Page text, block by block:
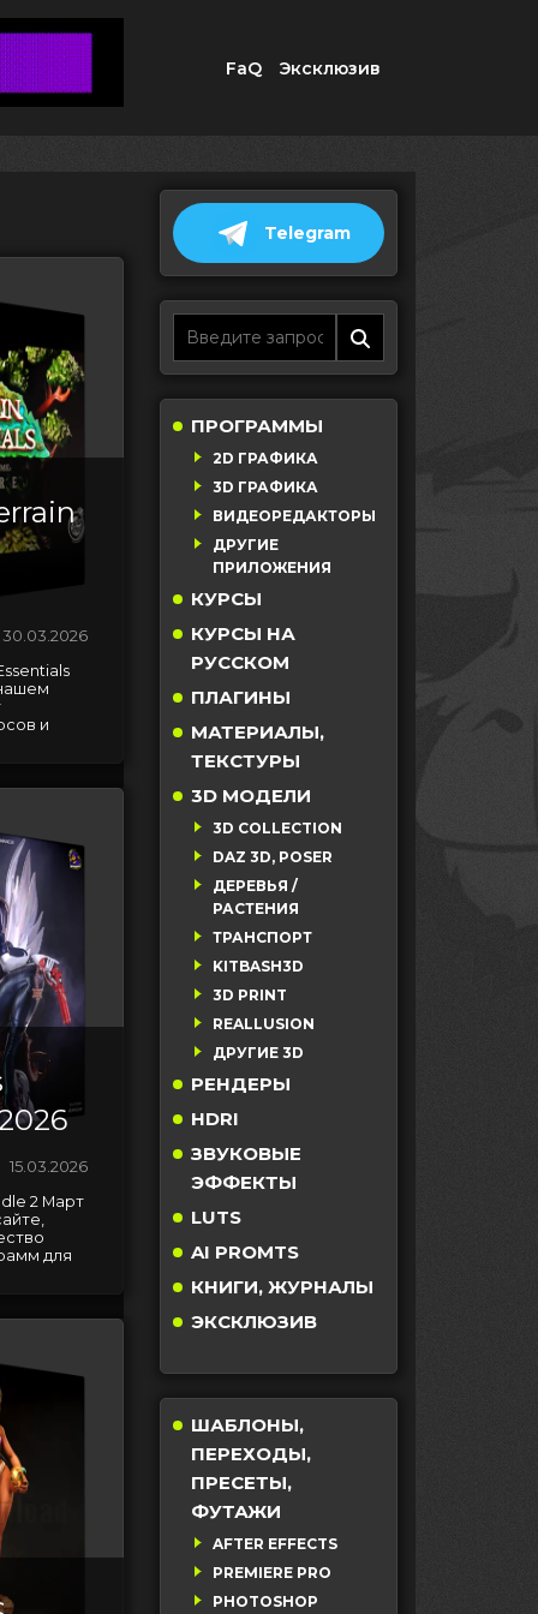
FaQ Эксклюзив
30.03.2026
и
15.03.2026
2 Март
для
Telegram
ПРОГРАММЫ
2D ГРАФИКА
3D ГРАФИКА
ВИДЕОРЕДАКТОРЫ
ДРУГИЕ
ПРИЛОЖЕНИЯ
КУРСЫ
КУРСЫ НА
РУССКОМ
ПЛАГИНЫ
МАТЕРИАЛЫ,
ТЕКСТУРЫ
3D МОДЕЛИ
3D COLLECTION
DAZ 3D, POSER
ДЕРЕВЬЯ /
РАСТЕНИЯ
ТРАНСПОРТ
KITBASH3D
3D PRINT
REALLUSION
ДРУГИЕ 3D
РЕНДЕРЫ
HDRI
ЗВУКОВЫЕ
ЭФФЕКТЫ
LUTS
AI PROMTS
КНИГИ, ЖУРНАЛЫ
ЭКСКЛЮЗИВ
ШАБЛОНЫ,
ПЕРЕХОДЫ,
ПРЕСЕТЫ,
ФУТАЖИ
AFTER EFFECTS
PREMIERE PRO
PHOTOSHOP